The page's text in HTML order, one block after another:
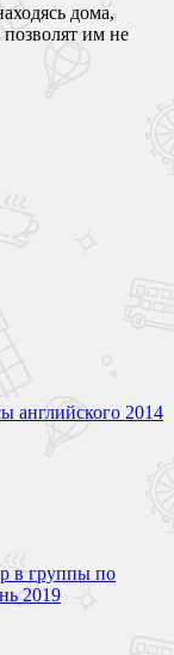
дома,
позволят им не
английского 2014
в группы по
2019